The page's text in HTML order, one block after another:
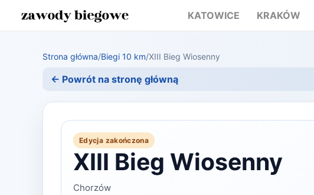
KATOWICE KRAKÓW
Strona główna/Biegi 10 km/XIII Bieg Wiosenny
← Powrót na stronę główną
Edycja zakończona
XIII Bieg Wiosenny
Chorzów